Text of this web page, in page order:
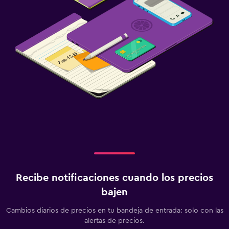
Botiquín de primeros auxilios
Recibe notificaciones cuando los precios
bajen
Cambios diarios de precios en tu bandeja de entrada: solo con las
alertas de precios.